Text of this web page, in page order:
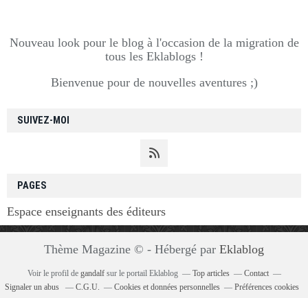
SUIVEZ-MOI
PAGES
Espace enseignants des éditeurs
Nouveau look pour le blog à l'occasion de la migration de
tous les Eklablogs !
Bienvenue pour de nouvelles aventures ;)
Thème Magazine © - Hébergé par Eklablog
Voir le profil de gandalfsur le portail Eklablog Top articles
Contact
Signaler un abus
C.G.U. Cookies et données personnelles Préférences cookies